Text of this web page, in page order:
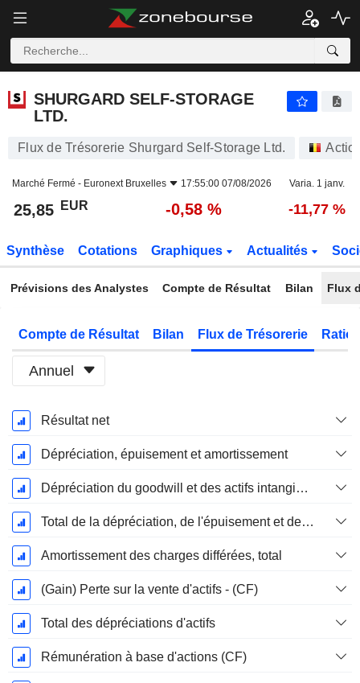
SHURGARD SELF-STORAGE
LTD.
Flux de Trésorerie Shurgard Self-Storage Ltd.
Marché Fermé - Euronext Bruxelles 17:55:00 07/08/2026 Varia. 1 janv.
25,85 EUR -0,58 % -11,77 %
Synthèse Cotations Graphiques Actualités
Prévisions des Analystes Compte de Résultat Bilan Flux
Compte de Résultat Bilan Flux de Trésorerie
Annuel
Période
Fiscale:
Décembre
Résultat net
Dépréciation, épuisement et amortissement
Dépréciation du goodwill et des actifs intangibles
Total de la dépréciation, de l'épuisement et de l'amortissement
Amortissement des charges différées, total
(Gain) Perte sur la vente d'actifs - (CF)
Total des dépréciations d'actifs
Rémunération à base d'actions (CF)